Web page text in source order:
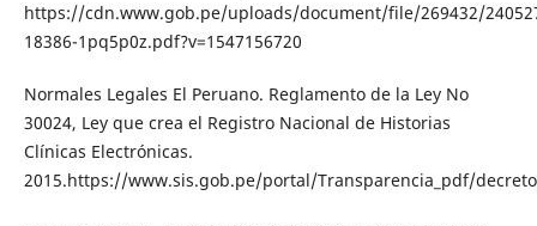
https://cdn.www.gob.pe/uploads/document/file/269432/
18386-1pq5p0z.pdf?v=1547156720
Normales Legales El Peruano. Reglamento de la Ley No
30024, Ley que crea el Registro Nacional de Historias
Clínicas Electrónicas.
2015.https://www.sis.gob.pe/portal/Transparencia_pdf/